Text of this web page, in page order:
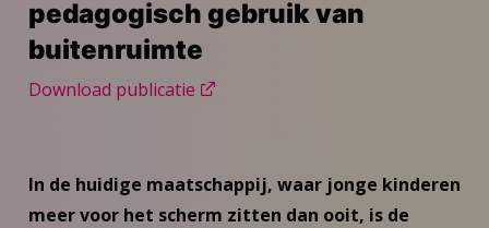
pedagogisch gebruik van
buitenruimte
Download publicatie
In de huidige maatschappij, waar jonge kinderen
meer voor het scherm zitten dan ooit, is de